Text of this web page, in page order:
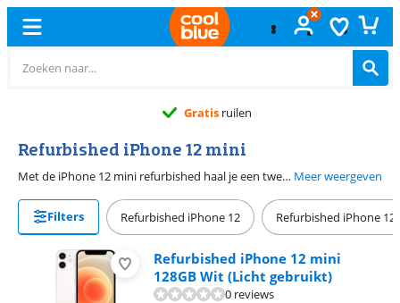
Gratis ruilen
Refurbished iPhone 12 mini
Met de iPhone 12 mini refurbished haal je een tweedehands iPhone in huis die is gecontroleerd en waar nodig opgeknapt. Zo betaal je minder en maak je een keuze die beter is voor het milieu. De batterijconditie van een refurbished Apple iPhone 12 mini is te vergelijken met die van een nieuwe iPhone. Je bent tot 2026 verzekerd van iOS updates en krijgt 2 jaar garantie. De iPhone 12 mini is een compact toestel dat je gemakkelijk met één hand bedient. Dankzij de krachtige A14 chip gebruik je dit toestel voor zware taken, zoals 3D games. Meer weergeven
Filters Refurbished iPhone 12 Refurbished iPhone 12
Refurbished iPhone 12 mini
128GB Wit (Licht gebruikt)
0 reviews